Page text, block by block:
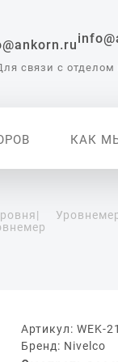
связи с
КАК
для
|
Артикул: WEK-
Бренд: Nivelco